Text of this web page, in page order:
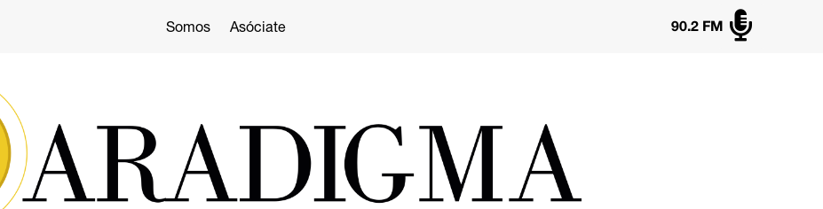
Somos Asóciate 
90.2 FM